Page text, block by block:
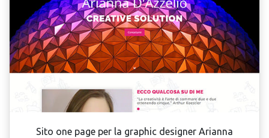
Sito one page per la graphic designer Arianna